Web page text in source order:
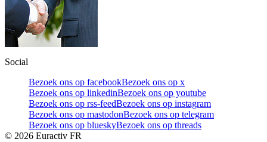
Social
Bezoek ons op facebookBezoek ons op x
Bezoek ons op linkedinBezoek ons op youtube
Bezoek ons op rss-feedBezoek ons op instagram
Bezoek ons op mastodonBezoek ons op telegram
Bezoek ons op blueskyBezoek ons op threads
© 2026 Euractiv FR